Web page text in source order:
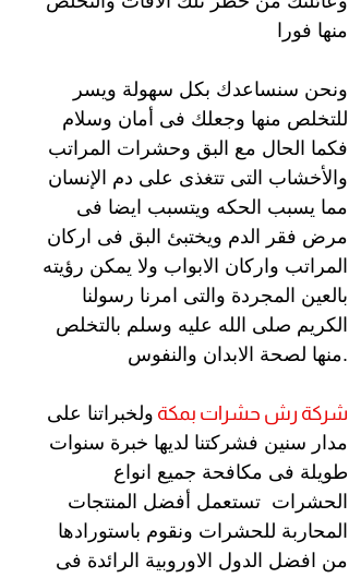
منها فورا
ونحن سنساعدك بكل سهولة ويسر
للتخلص منها وجعلك فى أمان وسلام
فكما الحال مع البق وحشرات المراتب
والأخشاب التى تتغذى على دم الإنسان
مما يسبب الحكه ويتسبب ايضا فى
مرض فقر الدم ويختبئ البق فى اركان
المراتب واركان الابواب ولا يمكن رؤيته
بالعين المجردة والتى امرنا رسولنا
الكريم صلى الله عليه وسلم بالتخلص
منها لصحة الابدان والنفوس.
شركة رش حشرات بمكة ولخبراتنا على
مدار سنين فشركتنا لديها خبرة سنوات
طويلة فى مكافحة جميع انواع
الحشرات تستعمل أفضل المنتجات
المحاربة للحشرات ونقوم باستورادها
من افضل الدول الاوروبية الرائدة فى